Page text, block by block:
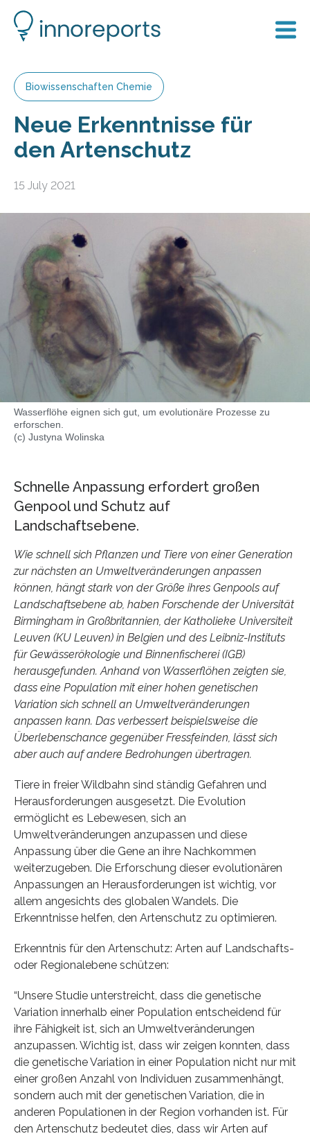
Biowissenschaften Chemie
Neue Erkenntnisse für
den Artenschutz
15 July 2021
Wasserflöhe eignen sich gut, um evolutionäre Prozesse zu
erforschen.
(c) Justyna Wolinska
Schnelle Anpassung erfordert großen
Genpool und Schutz auf
Landschaftsebene.
Wie schnell sich Pflanzen und Tiere von einer Generation
zur nächsten an Umweltveränderungen anpassen
können, hängt stark von der Größe ihres Genpools auf
Landschaftsebene ab, haben Forschende der Universität
Birmingham in Großbritannien, der Katholieke Universiteit
Leuven (KU Leuven) in Belgien und des Leibniz-Instituts
für Gewässerökologie und Binnenfischerei (IGB)
herausgefunden. Anhand von Wasserflöhen zeigten sie,
dass eine Population mit einer hohen genetischen
Variation sich schnell an Umweltveränderungen
anpassen kann. Das verbessert beispielsweise die
Überlebenschance gegenüber Fressfeinden, lässt sich
aber auch auf andere Bedrohungen übertragen.
Tiere in freier Wildbahn sind ständig Gefahren und
Herausforderungen ausgesetzt. Die Evolution
ermöglicht es Lebewesen, sich an
Umweltveränderungen anzupassen und diese
Anpassung über die Gene an ihre Nachkommen
weiterzugeben. Die Erforschung dieser evolutionären
Anpassungen an Herausforderungen ist wichtig, vor
allem angesichts des globalen Wandels. Die
Erkenntnisse helfen, den Artenschutz zu optimieren.
Erkenntnis für den Artenschutz: Arten auf Landschafts-
oder Regionalebene schützen:
“Unsere Studie unterstreicht, dass die genetische
Variation innerhalb einer Population entscheidend für
ihre Fähigkeit ist, sich an Umweltveränderungen
anzupassen. Wichtig ist, dass wir zeigen konnten, dass
die genetische Variation in einer Population nicht nur mit
einer großen Anzahl von Individuen zusammenhängt,
sondern auch mit der genetischen Variation, die in
anderen Populationen in der Region vorhanden ist. Für
den Artenschutz bedeutet dies, dass wir Arten auf